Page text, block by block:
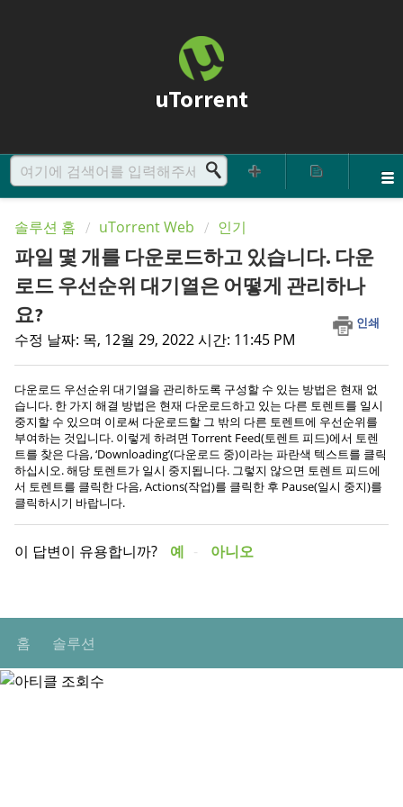
uTorrent
솔루션 홈 uTorrent Web 인기
파일 몇 개를 다운로드하고 있습니다. 다운
로드 우선순위 대기열은 어떻게 관리하나
요?
인쇄
수정 날짜: 목, 12월 29, 2022 시간: 11:45 PM
다운로드 우선순위 대기열을 관리하도록 구성할 수 있는 방법은 현재 없
습니다. 한 가지 해결 방법은 현재 다운로드하고 있는 다른 토렌트를 일시
중지할 수 있으며 이로써 다운로드할 그 밖의 다른 토렌트에 우선순위를
부여하는 것입니다. 이렇게 하려면 Torrent Feed(토렌트 피드)에서 토렌
트를 찾은 다음, ‘Downloading’(다운로드 중)이라는 파란색 텍스트를 클릭
하십시오. 해당 토렌트가 일시 중지됩니다. 그렇지 않으면 토렌트 피드에
서 토렌트를 클릭한 다음, Actions(작업)를 클릭한 후 Pause(일시 중지)를
클릭하시기 바랍니다.
이 답변이 유용합니까? 예 아니오
홈 솔루션